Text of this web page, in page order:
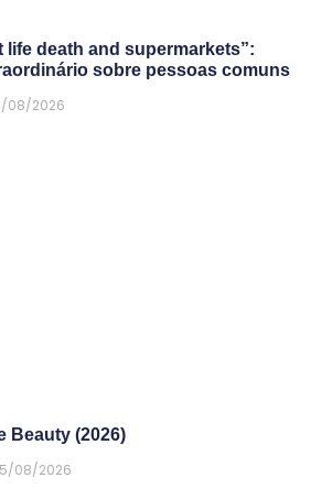
life death and supermarkets”:
sobre pessoas comuns
08/2026
Beauty (2026)
08/2026